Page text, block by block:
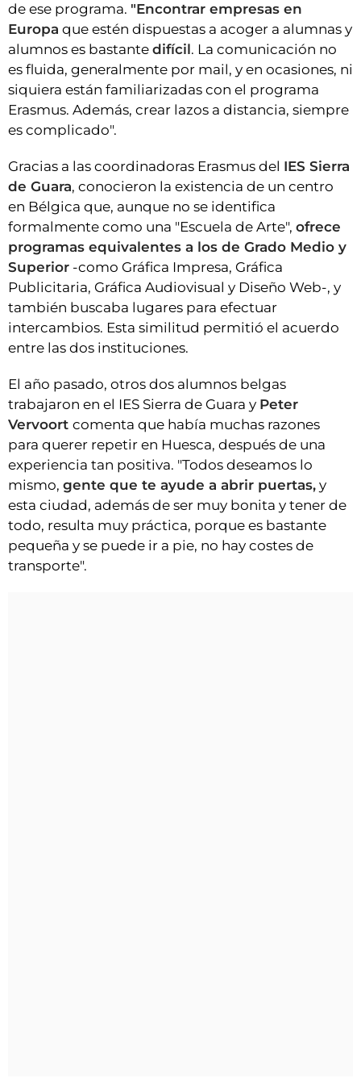
de ese programa. "Encontrar empresas en
Europa que estén dispuestas a acoger a alumnas y
alumnos es bastante difícil. La comunicación no
es fluida, generalmente por mail, y en ocasiones, ni
siquiera están familiarizadas con el programa
Erasmus. Además, crear lazos a distancia, siempre
es complicado".
Gracias a las coordinadoras Erasmus del IES Sierra
de Guara, conocieron la existencia de un centro
en Bélgica que, aunque no se identifica
formalmente como una "Escuela de Arte", ofrece
programas equivalentes a los de Grado Medio y
Superior -como Gráfica Impresa, Gráfica
Publicitaria, Gráfica Audiovisual y Diseño Web-, y
también buscaba lugares para efectuar
intercambios. Esta similitud permitió el acuerdo
entre las dos instituciones.
El año pasado, otros dos alumnos belgas
trabajaron en el IES Sierra de Guara y Peter
Vervoort comenta que había muchas razones
para querer repetir en Huesca, después de una
experiencia tan positiva. "Todos deseamos lo
mismo, gente que te ayude a abrir puertas, y
esta ciudad, además de ser muy bonita y tener de
todo, resulta muy práctica, porque es bastante
pequeña y se puede ir a pie, no hay costes de
transporte".